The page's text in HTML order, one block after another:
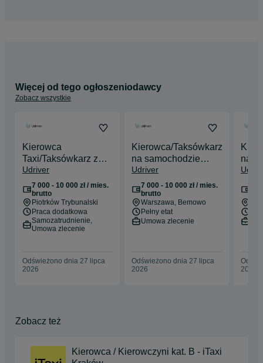
Więcej od tego ogłoszeniodawcy
Zobacz wszystkie
Kierowca
Taxi/Taksówkarz z
własnym autem -
praca od zaraz,
kierowca kat B, praca
Bolt/Uber/Freenow
Udriver
7 000 - 10 000 zł / mies.
brutto
Piotrków Trybunalski
Praca dodatkowa
Samozatrudnienie,
Umowa zlecenie
Odświeżono dnia 27 lipca
2026
Kierowca/Taksówkarz
na samochodzie
służbowym, zarobki
do 10 tys/mies
Udriver
7 000 - 10 000 zł / mies.
brutto
Warszawa, Bemowo
Pełny etat
Umowa zlecenie
Odświeżono dnia 27 lipca
2026
na
2026
Zobacz też
Kierowca / Kierowczyni kat. B - iTaxi